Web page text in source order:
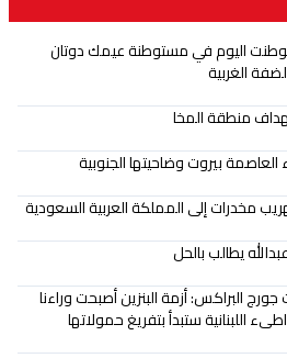
22 عائلة استوطنت اليوم في مستوطنة عيمك دوتان
الغربية
منطقة المخا
بيروت وضاحيتها الجنوبية
مخدرات إلى المملكة العربية السعودية
يطالب بالحل
البراكس: أزمة البنزين أصبحت وراءنا
اللبنانية ستبدأ بتفريغ حمولاتها